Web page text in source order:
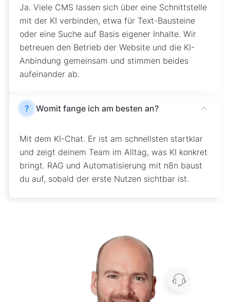
Ja. Viele CMS lassen sich über eine Schnittstelle
mit der KI verbinden, etwa für Text-Bausteine
oder eine Suche auf Basis eigener Inhalte. Wir
betreuen den Betrieb der Website und die KI-
Anbindung gemeinsam und stimmen beides
aufeinander ab.
? Womit fange ich am besten an?
Mit dem KI-Chat. Er ist am schnellsten startklar
und zeigt deinem Team im Alltag, was KI konkret
bringt. RAG und Automatisierung mit n8n baust
du auf, sobald der erste Nutzen sichtbar ist.